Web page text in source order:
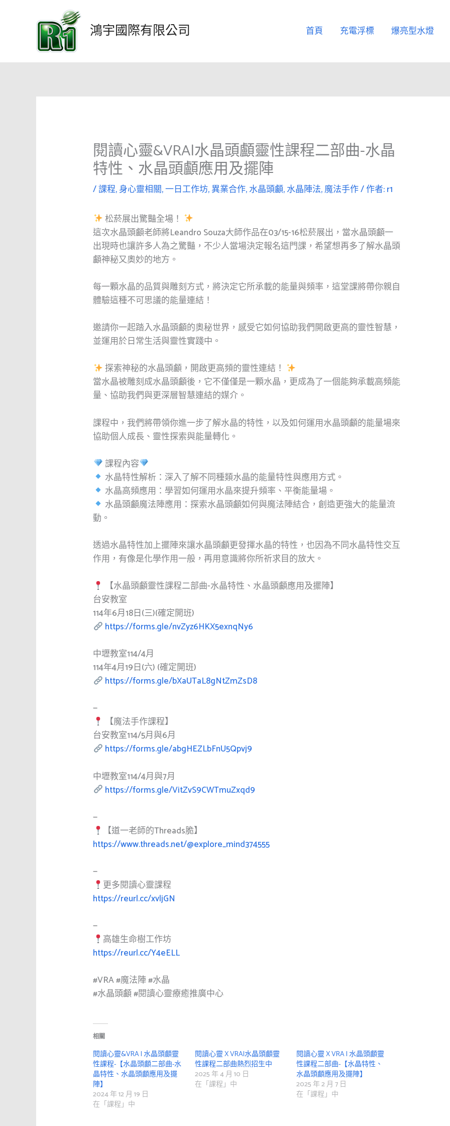
內
鴻宇國際有限公司 首頁 充電浮標 爆亮型水燈
閱讀心靈&VRA|水晶頭顱靈性課程二部曲-水晶
特性、水晶頭顱應用及擺陣
/課程,身心靈相關,一日工作坊,異業合作,水晶頭顱,水晶陣法,魔法手作/ 作者:r1
松菸展出驚豔全場！
這次水晶頭顱老師將Leandro Souza大師作品在03/15-16松菸展出，當水晶頭顱一
出現時也讓許多人為之驚豔，不少人當場決定報名這門課，希望想再多了解水晶頭
顱神秘又奧妙的地方。
每一顆水晶的品質與雕刻方式，將決定它所承載的能量與頻率，這堂課將帶你親自
體驗這種不可思議的能量連結！
邀請你一起踏入水晶頭顱的奧秘世界，感受它如何協助我們開啟更高的靈性智慧，
並運用於日常生活與靈性實踐中。
探索神秘的水晶頭顱，開啟更高頻的靈性連結！
當水晶被雕刻成水晶頭顱後，它不僅僅是一顆水晶，更成為了一個能夠承載高頻能
量、協助我們與更深層智慧連結的媒介。
課程中，我們將帶領你進一步了解水晶的特性，以及如何運用水晶頭顱的能量場來
協助個人成長、靈性探索與能量轉化。
課程內容
水晶特性解析：深入了解不同種類水晶的能量特性與應用方式。
水晶高頻應用：學習如何運用水晶來提升頻率、平衡能量場。
水晶頭顱魔法陣應用：探索水晶頭顱如何與魔法陣結合，創造更強大的能量流
動。
透過水晶特性加上擺陣來讓水晶頭顱更發揮水晶的特性，也因為不同水晶特性交互
作用，有像是化學作用一般，再用意識將你所祈求目的放大。
【水晶頭顱靈性課程二部曲-水晶特性、水晶頭顱應用及擺陣】
台安教室
114年6月18日(三)(確定開班)
https://forms.gle/nvZyz6HKX5exnqNy6
中壢教室114/4月
114年4月19日(六) (確定開班)
https://forms.gle/bXaUTaL8gNtZmZsD8
—
【魔法手作課程】
台安教室114/5月與6月
https://forms.gle/abgHEZLbFnU5Qpvj9
中壢教室114/4月與7月
https://forms.gle/VitZvS9CWTmuZxqd9
—
【道一老師的Threads脆】
https://www.threads.net/@explore_mind374555
—
更多閱讀心靈課程
https://reurl.cc/xvljGN
—
高雄生命樹工作坊
https://reurl.cc/Y4eELL
#VRA#魔法陣#水晶
#水晶頭顱#閱讀心靈療癒推廣中心
相關
閱讀心靈&VRA | 水晶頭顱靈
性課程-【水晶頭顱二部曲-水
晶特性、水晶頭顱應用及擺
陣】
2024 年 12 月 19 日
在「課程」中
閱讀心靈 X VRA|水晶頭顱靈
性課程二部曲熱烈招生中
2025 年 4 月 10 日
在「課程」中
閱讀心靈 X VRA | 水晶頭顱靈
性課程二部曲-【水晶特性、
水晶頭顱應用及擺陣】
2025 年 2 月 7 日
在「課程」中